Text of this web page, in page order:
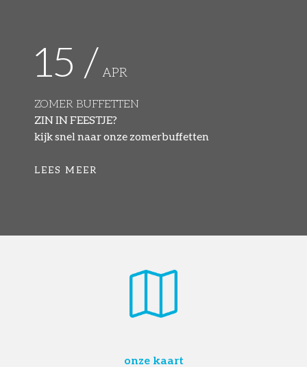
15 / APR
ZOMER BUFFETTEN
ZIN IN FEESTJE?
kijk snel naar onze zomerbuffetten
LEES MEER
onze kaart